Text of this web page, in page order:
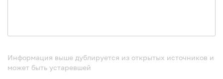
Информация выше дублируется из открытых источников и
может быть устаревшей